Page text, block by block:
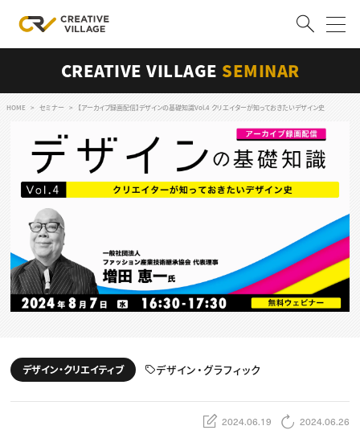
ログイン 会員登録
RECRUIT
クリエイター求人を探す
CREATIVE JOB求人検索
特集求人
採用説明会
転職支援サービス
CONTENTS
スキルアップしたい！
動画配信・映像制作
編集・ライティング
ディレクション
TOP Creator’s コラム トップ
Webクリエイター
ゲームクリエイター
セミナー
CREATIVE VILLAGE SEMINAR
HOME セミナー 【アーカイブ録画配信】デザインの基礎知識Vol.4 クリエイターが知っておきたいデザイン史
デザイン・クリエイティブ デザイン・グラフィック
2024.06.19 2024.06.26